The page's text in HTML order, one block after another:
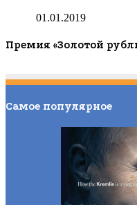
01.01.2019
Премия «Золотой
Самое популярное